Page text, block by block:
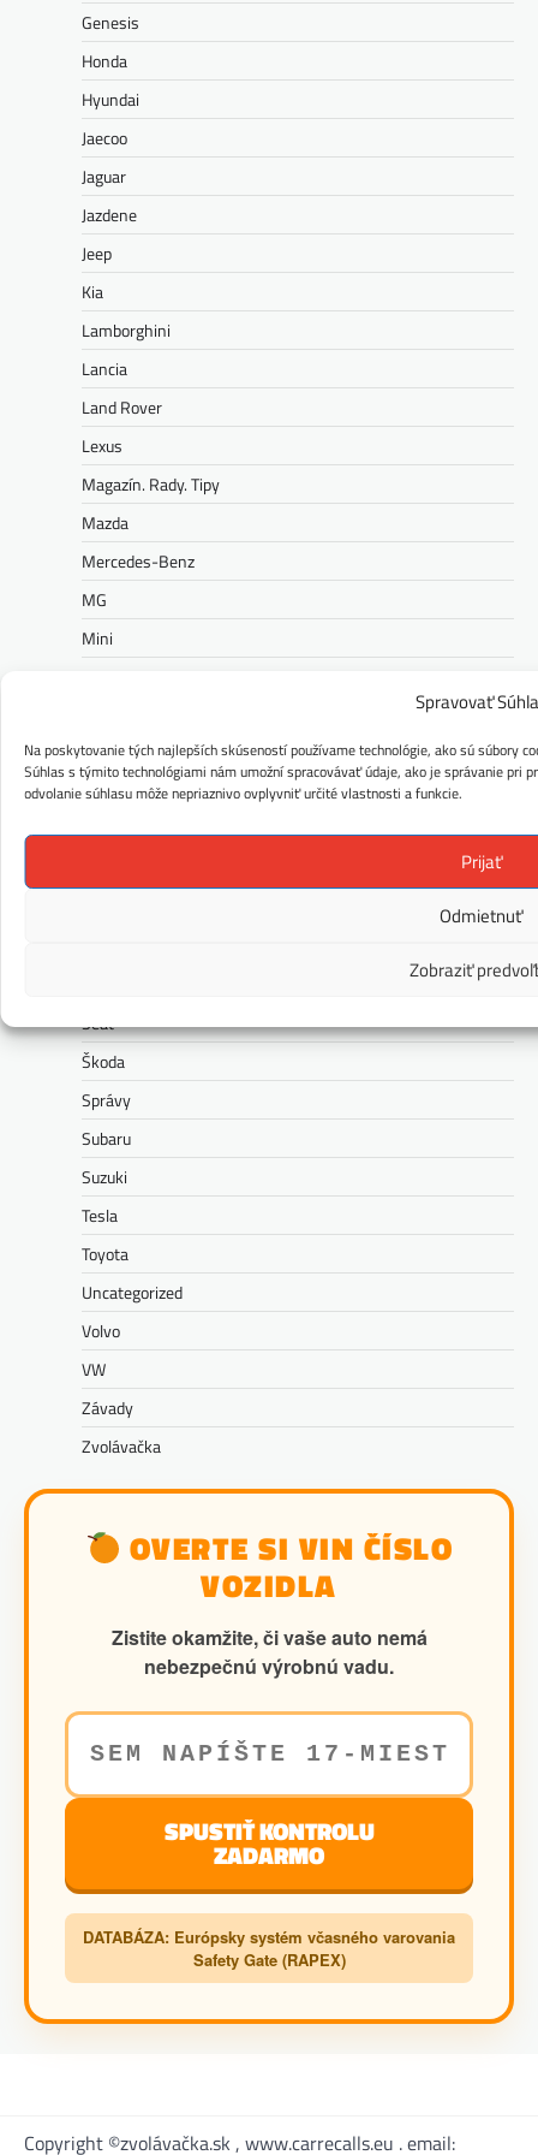
Spravovať
Na poskytovanie tých najlepších skúseností používame technológie, ako sú súbory
Súhlas s týmito technológiami nám umožní spracovávať údaje, ako je správanie pri
odvolanie súhlasu môže nepriaznivo ovplyvniť určité vlastnosti a funkcie.
Prijať
Odmietnuť
Zobraziť
Genesis
Honda
Hyundai
Jaecoo
Jaguar
Jazdene
Jeep
Kia
Lamborghini
Lancia
Land Rover
Lexus
Magazín. Rady. Tipy
Mazda
Mercedes-Benz
MG
Mini
Peugeot
Polestar
Porsche
Seat
Škoda
Správy
Subaru
Suzuki
Tesla
Toyota
Uncategorized
Volvo
VW
Závady
Zvolávačka
OVERTE SI VIN ČÍSLO
VOZIDLA
Zistite okamžite, či vaše auto nemá
nebezpečnú výrobnú vadu.
SPUSTIŤ KONTROLU
ZADARMO
DATABÁZA: Európsky systém včasného varovania
Safety Gate (RAPEX)
Copyright ©zvolávačka.sk , www.carrecalls.eu . email: